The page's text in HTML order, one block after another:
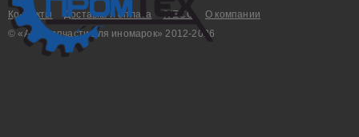
Контакты Доставка и оплата IVECO О компании
© «Aвтозапчасти для иномарок» 2012-2026